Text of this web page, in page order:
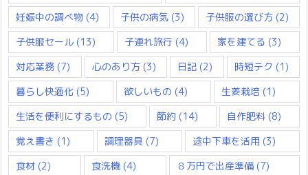
妊娠中の調べ物 (4) 子供の病気 (3) 子供服の選び方 (2)
子供服セール (13) 子連れ旅行 (4) 家を建てる (3)
対応業務 (7) 心のあり方(3) 日記 (2) 時短テク (1)
暮らし快適化 (5) 欲しいもの (4) 生姜栽培 (1)
生活を便利にするもの (5) 節約 (14) 自作肥料 (8)
覚え書き (1) 調理器具 (7) 途中下車を活用 (3)
食材 (2) 食洗機 (4) ８万円で出産準備 (7)